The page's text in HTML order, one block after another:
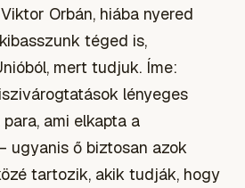
Orbán, hiába nyered
téged is,
mert tudjuk. Íme:
lényeges
ami elkapta a
ugyanis ő biztosan azok
tartozik, akik tudják, hogy